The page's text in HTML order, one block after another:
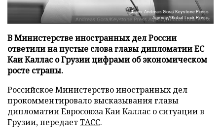
Фото: Andreas Gora/Keystone Press
Agency/Global Look Press
В Министерстве иностранных дел России
ответили на пустые слова главы дипломатии ЕС
Каи Каллас о Грузии цифрами об экономическом
росте страны.
Российское Министерство иностранных дел
прокомментировало высказывания главы
дипломатии Евросоюза Каи Каллас о ситуации в
Грузии, передаетТАСС.